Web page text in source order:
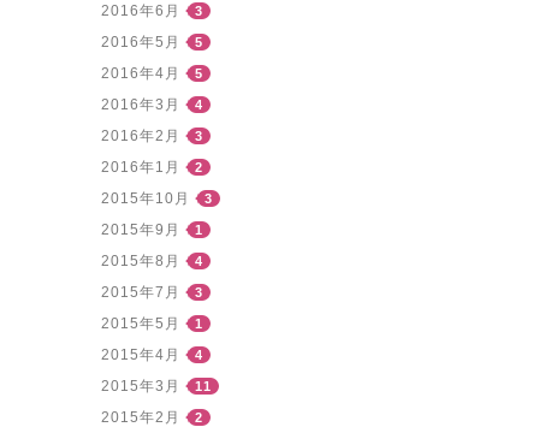
2016年6月 3
2016年5月 5
2016年4月 5
2016年3月 4
2016年2月 3
2016年1月 2
2015年10月 3
2015年9月 1
2015年8月 4
2015年7月 3
2015年5月 1
2015年4月 4
2015年3月 11
2015年2月 2